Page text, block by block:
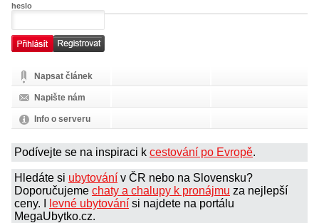
heslo
Napsat článek
Napište nám
Info o serveru
Podívejte se na inspiraci k cestování po Evropě.
Hledáte si ubytování v ČR nebo na Slovensku?
Doporučujeme chaty a chalupy k pronájmu za nejlepší
ceny. I
levné ubytování si najdete na portálu
MegaUbytko.cz.